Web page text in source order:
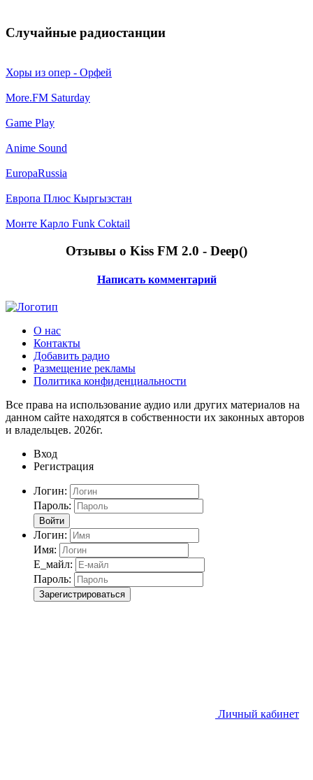
Случайные радиостанции
Хоры из опер - Орфей
More.FM Saturday
Game Play
Anime Sound
EuropaRussia
Европа Плюс Кыргызстан
Монте Карло Funk Coktail
Отзывы о Kiss FM 2.0 - Deep()
Написать комментарий
О нас
Контакты
Добавить радио
Размещение рекламы
Политика конфиденциальности
Все права на использование аудио или других материалов на
данном сайте находятся в собственности их законных авторов
и владельцев. 2026г.
Вход
Регистрация
Логин:
Пароль:
Войти
Логин:
Имя:
Е_майл:
Пароль:
Зарегистрироваться
Личный кабинет